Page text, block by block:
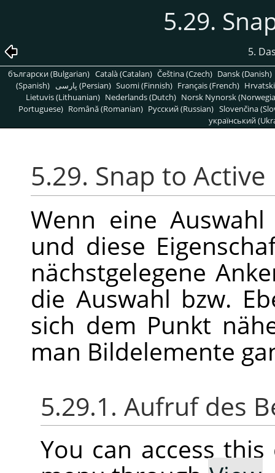
5.29.
5.
български (Bulgarian) Català (Catalan) Čeština (Czech) Dansk (Danish)
(Spanish)
پارسی (Persian) Suomi (Finnish) Français (French)
Lietuvis (Lithuanian) Nederlands (Dutch) Norsk Nynorsk
Portuguese) Română (Romanian) Pусский (Russian) Slovenčina
український
5.29. Snap to Active
Wenn eine
und diese
nächstgelegene
die Auswahl bzw.
sich dem Punkt
man Bildelemente
5.29.1. Aufruf des
You can access